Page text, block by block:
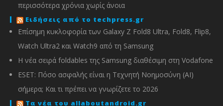
περισσότερα χρόνια χωρίς άνοια
Ειδήσεις από το techpress.gr
Επίσημη κυκλοφορία των Galaxy Z Fold8 Ultra, Fold8, Flip8,
Watch Ultra2 και Watch9 από τη Samsung
Η νέα σειρά foldables της Samsung διαθέσιμη στη Vodafone
ESET: Πόσο ασφαλής είναι η Τεχνητή Νοημοσύνη (AI)
σήμερα; Και τι πρέπει να γνωρίζετε το 2026
Τα νέα του allaboutandroid.gr